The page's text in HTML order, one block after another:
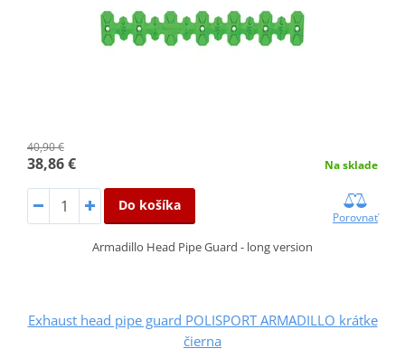
40,90 €
38,86 € Na sklade
Do košíka
Porovnať
Armadillo Head Pipe Guard - long version
Exhaust head pipe guard POLISPORT ARMADILLO krátke
čierna